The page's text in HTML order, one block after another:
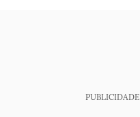
PUBLICIDADE